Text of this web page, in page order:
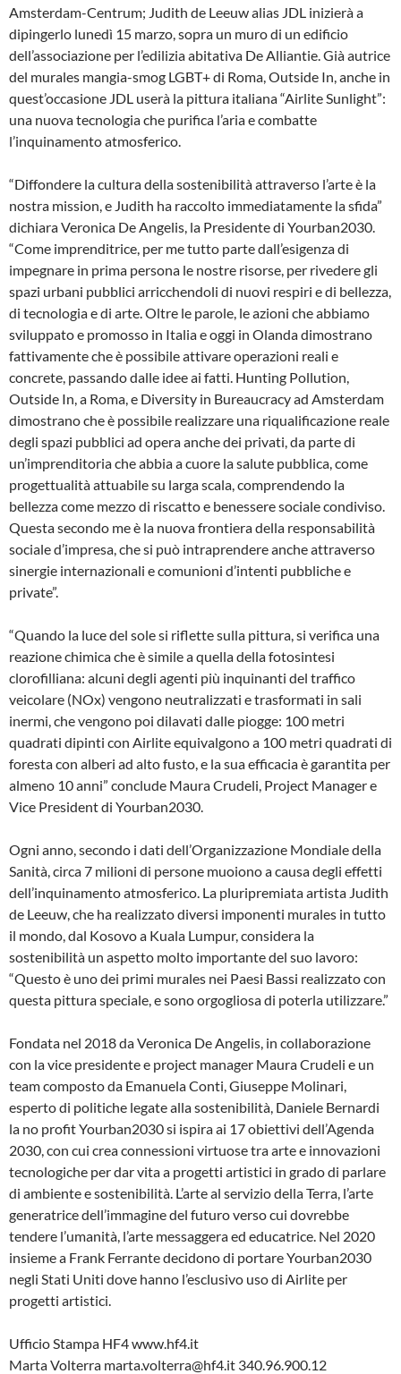
Amsterdam-Centrum; Judith de Leeuw alias JDL inizierà a
dipingerlo lunedì 15 marzo, sopra un muro di un edificio
dell’associazione per l’edilizia abitativa De Alliantie. Già autrice
del murales mangia-smog LGBT+ di Roma, Outside In, anche in
quest’occasione JDL userà la pittura italiana “Airlite Sunlight”:
una nuova tecnologia che purifica l’aria e combatte
l’inquinamento atmosferico.
“Diffondere la cultura della sostenibilità attraverso l’arte è la
nostra mission, e Judith ha raccolto immediatamente la sfida”
dichiara Veronica De Angelis, la Presidente di Yourban2030.
“Come imprenditrice, per me tutto parte dall’esigenza di
impegnare in prima persona le nostre risorse, per rivedere gli
spazi urbani pubblici arricchendoli di nuovi respiri e di bellezza,
di tecnologia e di arte. Oltre le parole, le azioni che abbiamo
sviluppato e promosso in Italia e oggi in Olanda dimostrano
fattivamente che è possibile attivare operazioni reali e
concrete, passando dalle idee ai fatti. Hunting Pollution,
Outside In, a Roma, e Diversity in Bureaucracy ad Amsterdam
dimostrano che è possibile realizzare una riqualificazione reale
degli spazi pubblici ad opera anche dei privati, da parte di
un’imprenditoria che abbia a cuore la salute pubblica, come
progettualità attuabile su larga scala, comprendendo la
bellezza come mezzo di riscatto e benessere sociale condiviso.
Questa secondo me è la nuova frontiera della responsabilità
sociale d’impresa, che si può intraprendere anche attraverso
sinergie internazionali e comunioni d’intenti pubbliche e
private”.
“Quando la luce del sole si riflette sulla pittura, si verifica una
reazione chimica che è simile a quella della fotosintesi
clorofilliana: alcuni degli agenti più inquinanti del traffico
veicolare (NOx) vengono neutralizzati e trasformati in sali
inermi, che vengono poi dilavati dalle piogge: 100 metri
quadrati dipinti con Airlite equivalgono a 100 metri quadrati di
foresta con alberi ad alto fusto, e la sua efficacia è garantita per
almeno 10 anni” conclude Maura Crudeli, Project Manager e
Vice President di Yourban2030.
Ogni anno, secondo i dati dell’Organizzazione Mondiale della
Sanità, circa 7 milioni di persone muoiono a causa degli effetti
dell’inquinamento atmosferico. La pluripremiata artista Judith
de Leeuw, che ha realizzato diversi imponenti murales in tutto
il mondo, dal Kosovo a Kuala Lumpur, considera la
sostenibilità un aspetto molto importante del suo lavoro:
“Questo è uno dei primi murales nei Paesi Bassi realizzato con
questa pittura speciale, e sono orgogliosa di poterla utilizzare.”
Fondata nel 2018 da Veronica De Angelis, in collaborazione
con la vice presidente e project manager Maura Crudeli e un
team composto da Emanuela Conti, Giuseppe Molinari,
esperto di politiche legate alla sostenibilità, Daniele Bernardi
la no profit Yourban2030 si ispira ai 17 obiettivi dell’Agenda
2030, con cui crea connessioni virtuose tra arte e innovazioni
tecnologiche per dar vita a progetti artistici in grado di parlare
di ambiente e sostenibilità. L’arte al servizio della Terra, l’arte
generatrice dell’immagine del futuro verso cui dovrebbe
tendere l’umanità, l’arte messaggera ed educatrice. Nel 2020
insieme a Frank Ferrante decidono di portare Yourban2030
negli Stati Uniti dove hanno l’esclusivo uso di Airlite per
progetti artistici.
Ufficio Stampa HF4 www.hf4.it
Marta Volterra marta.volterra@hf4.it 340.96.900.12